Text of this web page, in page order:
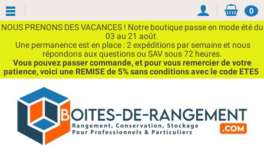
NOUS PRENONS DES VACANCES ! Notre boutique passe en mode été du
03 au 21 août.
Une permanence est en place : 2 expéditions par semaine et nous
répondons aux questions ou SAV sous 72 heures.
Vous pouvez passer commande, et pour vous remercier de votre
patience, voici une REMISE de 5% sans conditions avec le code ETE5
0